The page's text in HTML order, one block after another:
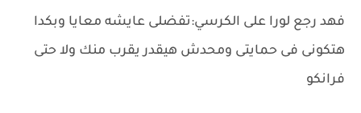
فهد رجع لورا على الكرسي:تفضلى عايشه معايا وبكدا
هتكونى فى حمايتى ومحدش هيقدر يقرب منك ولا حتى
فرانكو